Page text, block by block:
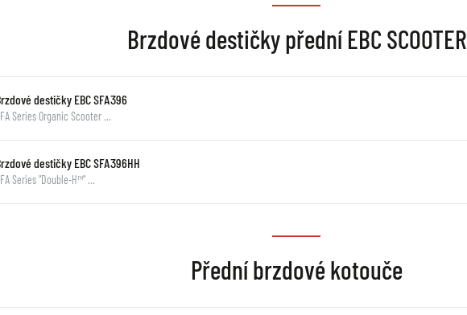
Brzdové destičky přední EBC SCOOTER
destičky EBC SFA396
Series Organic Scooter …
destičky EBC SFA396HH
Series "Double-H™" …
Přední brzdové kotouče